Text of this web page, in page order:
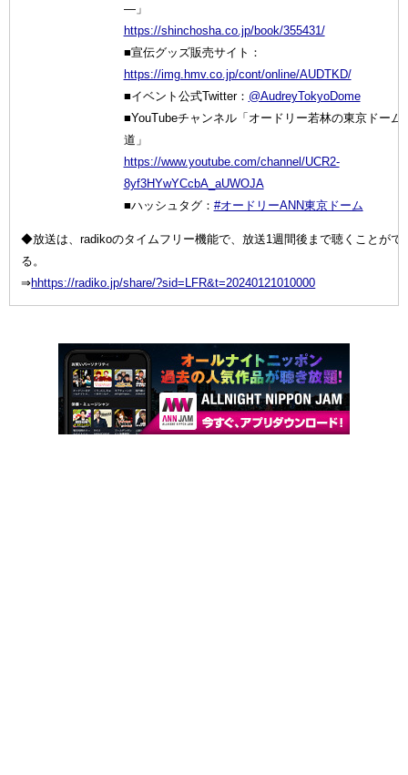
―」
https://shinchosha.co.jp/book/355431/
■宣伝グッズ販売サイト：
https://img.hmv.co.jp/cont/online/AUDTKD/
■イベント公式Twitter： @AudreyTokyoDome
■YouTubeチャンネル「オードリー若林の東京ドーム
道」
https://www.youtube.com/channel/UCR2-
8yf3HYwYCcbA_aUWOJA
■ハッシュタグ： #オードリーANN東京ドーム
◆放送は、radikoのタイムフリー機能で、放送1週間後まで聴くことがで
る。
⇒hhttps://radiko.jp/share/?sid=LFR&t=20240121010000